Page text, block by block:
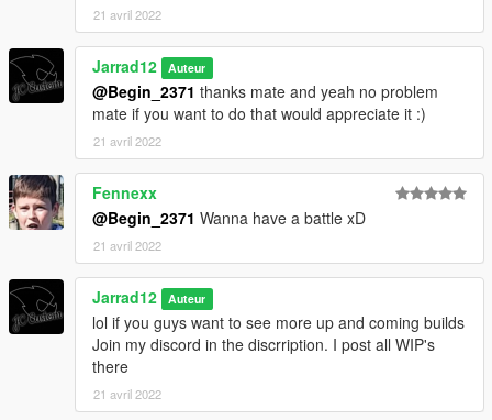
21 avril 2022
Jarrad12 Auteur
@Begin_2371 thanks mate and yeah no problem
mate if you want to do that would appreciate it :)
21 avril 2022
Fennexx
@Begin_2371 Wanna have a battle xD
21 avril 2022
Jarrad12 Auteur
lol if you guys want to see more up and coming builds
Join my discord in the discrription. I post all WIP's
there
21 avril 2022